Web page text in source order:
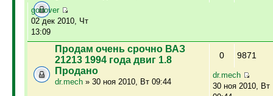
gonover
02 дек 2010, Чт
13:09
Продам очень срочно ВАЗ
21213 1994 года двиг 1.8
Продано
dr.mech» 30 ноя 2010, Вт 09:44
0 9871
dr.mech
30 ноя 2010, Вт